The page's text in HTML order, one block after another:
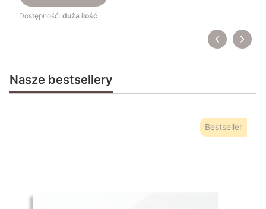
Dostępność: duża ilość
Nasze bestsellery
Bestseller